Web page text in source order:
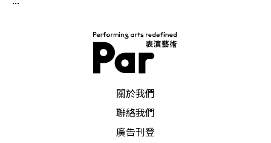
關於我們
聯絡我們
廣告刊登